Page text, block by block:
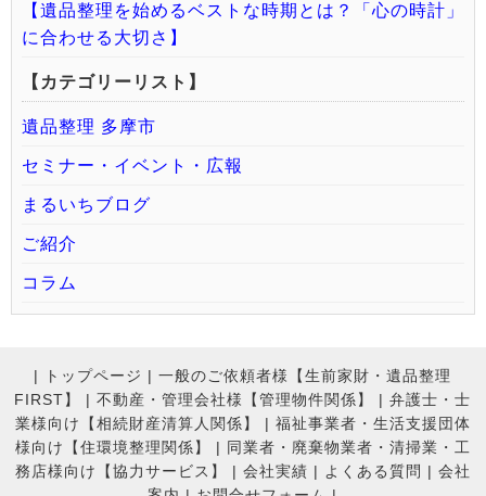
【遺品整理を始めるベストな時期とは？「心の時計」
に合わせる大切さ】
【カテゴリーリスト】
遺品整理 多摩市
セミナー・イベント・広報
まるいちブログ
ご紹介
コラム
| トップページ | 一般のご依頼者様【生前家財・遺品整理
FIRST】
| 不動産・管理会社様【管理物件関係】 | 弁護士・士
業様向け【相続財産清算人関係】
| 福祉事業者・生活支援団体
様向け【住環境整理関係】
| 同業者・廃棄物業者・清掃業・工
務店様向け【協力サービス】
| 会社実績 | よくある質問 | 会社